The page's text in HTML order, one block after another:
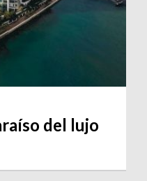
del lujo